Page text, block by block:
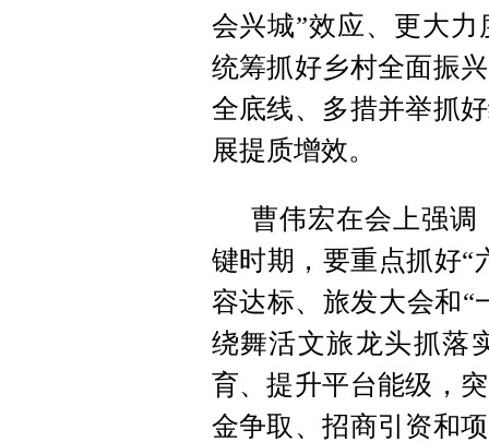
会兴城”效应、更大
统筹抓好乡村全面振
全底线、多措并举抓
展提质增效。
曹伟宏在会上强调
键时期，要重点抓好“
容达标、旅发大会和“
绕舞活文旅龙头抓落
育、提升平台能级，
金争取、招商引资和